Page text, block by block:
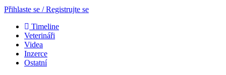
Přihlaste se / Registrujte se
Timeline
Veterináři
Videa
Inzerce
Ostatní